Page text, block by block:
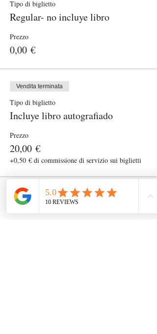
Tipo di biglietto
Regular- no incluye libro
Prezzo
0,00 €
Vendita terminata
Tipo di biglietto
Incluye libro autografiado
Prezzo
20,00 €
+0,50 € di commissione di servizio sui biglietti